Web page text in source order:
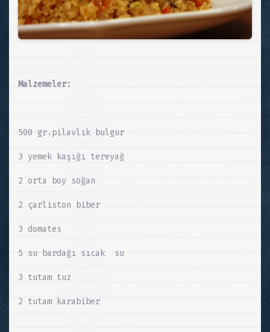
Malzemeler:
500 gr.pilavlık bulgur
3 yemek kaşığı tereyağ
2 orta boy soğan
2 çarliston biber
3 domates
5 su bardağı sıcak su
3 tutam tuz
2 tutam karabiber